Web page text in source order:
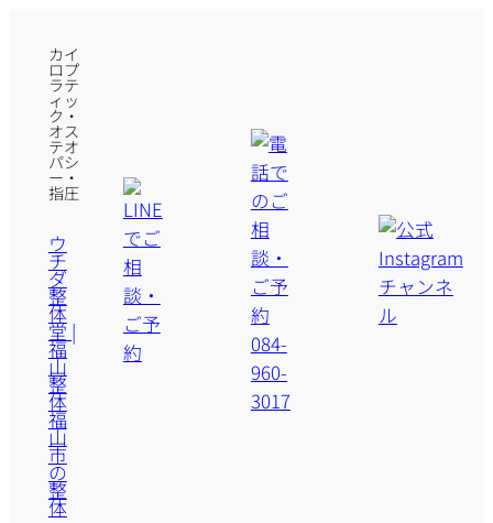
カイ
ロプ
ラテ
ィッ
ク・
オス
テオ
パシ
ー・
指圧
ウ
チ
ダ
整
体
堂 |
福
山
整
体
福
山
市
の
整
体